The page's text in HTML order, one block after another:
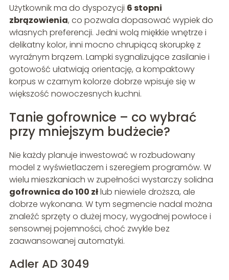
Użytkownik ma do dyspozycji 6 stopni
zbrązowienia, co pozwala dopasować wypiek do
własnych preferencji. Jedni wolą miękkie wnętrze i
delikatny kolor, inni mocno chrupiącą skorupkę z
wyraźnym brązem. Lampki sygnalizujące zasilanie i
gotowość ułatwiają orientację, a kompaktowy
korpus w czarnym kolorze dobrze wpisuje się w
większość nowoczesnych kuchni.
Tanie gofrownice – co wybrać
przy mniejszym budżecie?
Nie każdy planuje inwestować w rozbudowany
model z wyświetlaczem i szeregiem programów. W
wielu mieszkaniach w zupełności wystarczy solidna
gofrownica do 100 złlub niewiele droższa, ale
dobrze wykonana. W tym segmencie nadal można
znaleźć sprzęty o dużej mocy, wygodnej powłoce i
sensownej pojemności, choć zwykle bez
zaawansowanej automatyki.
Adler AD 3049